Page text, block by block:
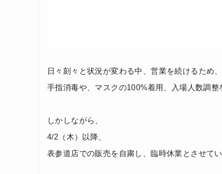
日々刻々と状況が変わる中、営業を続けるため
手指消毒や、マスクの100%着用、入場人数調
しかしながら、
4/2（木）以降、
表参道店での販売を自粛し、臨時休業とさせてい